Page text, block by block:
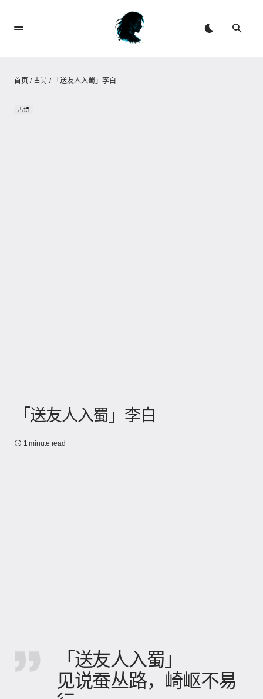
首页 /古诗 / 「送友人入蜀」李白
古诗
「送友人入蜀」李白
1 minute read
「送友人入蜀」
见说蚕丛路，崎岖不易